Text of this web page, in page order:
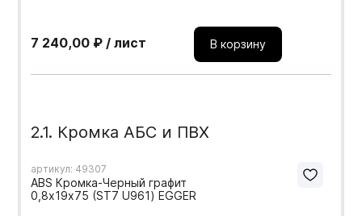
7 240,00 ₽ / лист В корзину
2.1. Кромка АБС и ПВХ
артикул: 49307
ABS Кромка-Черный графит
0,8х19х75 (ST7 U961) EGGER